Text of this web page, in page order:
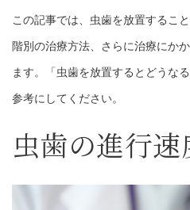
この記事では、虫歯を放置するこ
階別の治療方法、さらに治療にか
ます。「虫歯を放置するとどうな
参考にしてください。
虫歯の進行速